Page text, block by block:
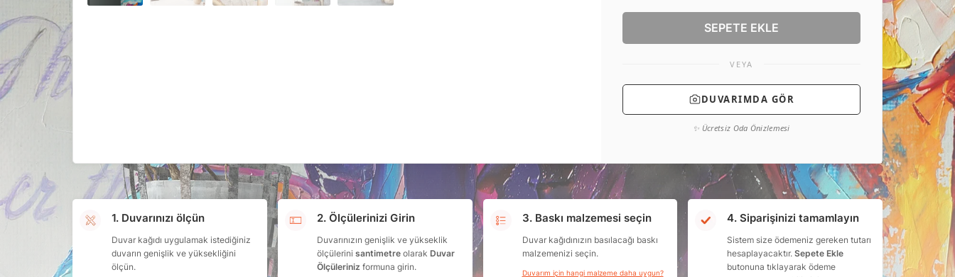
SEPETE EKLE
VEYA
DUVARIMDA GÖR
✨ Ücretsiz Oda Önizlemesi
1. Duvarınızı ölçün
Duvar kağıdı uygulamak istediğiniz
duvarın genişlik ve yüksekliğini
ölçün.
2. Ölçülerinizi Girin
Duvarınızın genişlik ve yükseklik
ölçülerini santimetreolarak Duvar
Ölçüleriniz formuna girin.
3. Baskı malzemesi seçin
Duvar kağıdınızın basılacağı baskı
malzemenizi seçin.
Duvarım için hangi malzeme daha uygun?
4. Siparişinizi tamamlayın
Sistem size ödemeniz gereken tutarı
hesaplayacaktır.Sepete Ekle
butonuna tıklayarak ödeme